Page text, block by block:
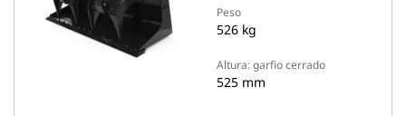
Peso
526 kg
Altura: garfio cerrado
525 mm